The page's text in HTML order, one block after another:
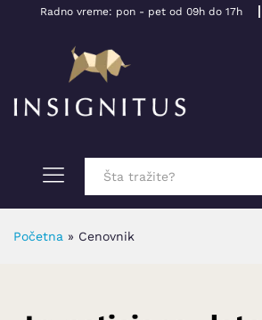
Radno vreme: pon - pet od 09h do 17h
Početna » Cenovnik